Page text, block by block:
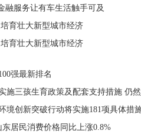
融服务让有车生活触手可及
育壮大新型城市经济
育壮大新型城市经济
强最新排名
施三孩生育政策及配套支持措施 仍
境创新突破行动将实施181项具体措
东居民消费价格同比上涨0.8%